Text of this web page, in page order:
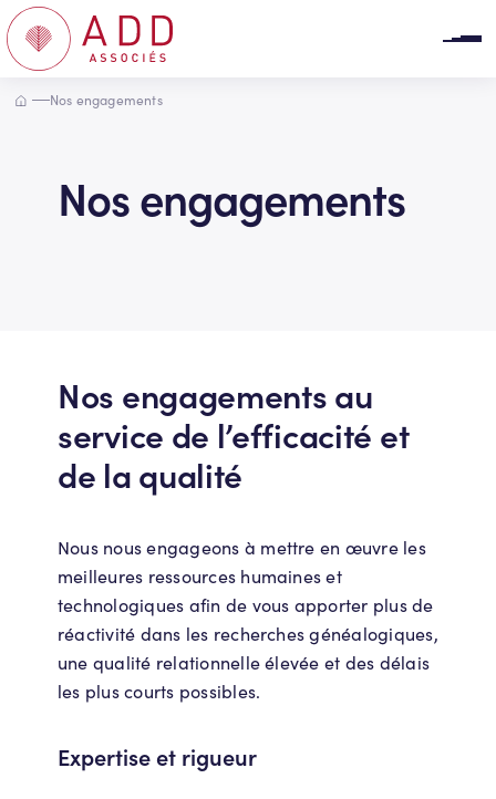
AccueilNos engagements
Nos engagements
Nos engagements au
service de l’efficacité et
de la qualité
Nous nous engageons à mettre en œuvre les
meilleures ressources humaines et
technologiques afin de vous apporter plus de
réactivité dans les recherches généalogiques,
une qualité relationnelle élevée et des délais
les plus courts possibles.
Expertise et rigueur
Panneau de gestion des cookies